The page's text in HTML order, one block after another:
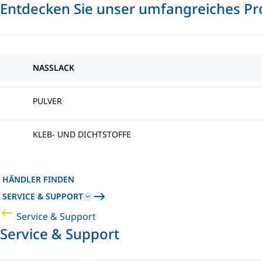
Entdecken Sie unser umfangreiches
NASSLACK
PULVER
KLEB- UND DICHTSTOFFE
HÄNDLER FINDEN
SERVICE & SUPPORT
Service & Support
Service & Support